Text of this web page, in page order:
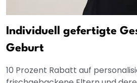
Individuell gefertigte
Geburt
10 Prozent Rabatt auf